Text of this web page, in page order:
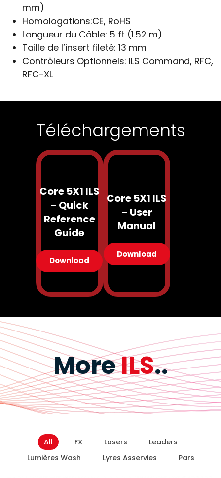
mm)
Homologations:CE, RoHS
Longueur du Câble: 5 ft (1.52 m)
Taille de l’insert fileté: 13 mm
Contrôleurs Optionnels: ILS Command, RFC,
RFC-XL
Téléchargements
Core 5X1 ILS
– Quick
Reference
Guide
Download
Core 5X1 ILS
– User
Manual
Download
MoreILS..
All FX Lasers
Leaders
Lumières Wash
Lyres Asservies Pars